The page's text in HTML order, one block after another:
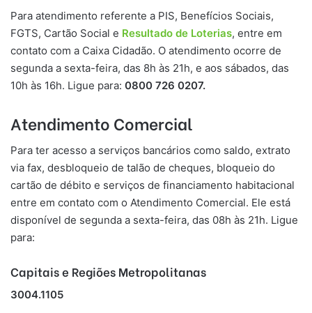
Para atendimento referente a PIS, Benefícios Sociais,
FGTS, Cartão Social e Resultado de Loterias, entre em
contato com a Caixa Cidadão. O atendimento ocorre de
segunda a sexta-feira, das 8h às 21h, e aos sábados, das
10h às 16h. Ligue para: 0800 726 0207.
Atendimento Comercial
Para ter acesso a serviços bancários como saldo, extrato
via fax, desbloqueio de talão de cheques, bloqueio do
cartão de débito e serviços de financiamento habitacional
entre em contato com o Atendimento Comercial. Ele está
disponível de segunda a sexta-feira, das 08h às 21h. Ligue
para:
Capitais e Regiões Metropolitanas
3004.1105